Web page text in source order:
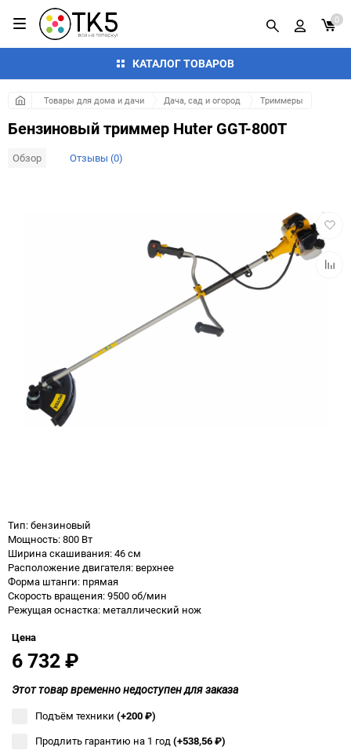
КАТАЛОГ ТОВАРОВ
0
Товары для дома и дачи Дача, сад и огород Триммеры
Бензиновый триммер Huter GGT-800T
Обзор Отзывы (0)
в
Тип: бензиновый
Мощность: 800 Вт
Ширина скашивания: 46 см
Расположение двигателя: верхнее
Форма штанги: прямая
Скорость вращения: 9500 об/мин
Режущая оснастка: металлический нож
Цена
6 732₽
Этот товар временно недоступен для заказа
Подъём техники (+200₽)
Продлить гарантию на 1 год(+538,56₽)